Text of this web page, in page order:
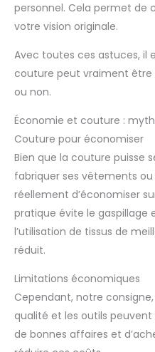
personnel. Cela permet de
votre vision originale.
Avec toutes ces astuces, il
couture peut vraiment
ou non.
Économie et couture :
Couture pour économiser
Bien que la couture puisse
fabriquer ses vêtements
réellement d’économiser
pratique évite le gaspillage
l’utilisation de tissus de
réduit.
Limitations économiques
Cependant, notre
qualité et les outils
de bonnes affaires et